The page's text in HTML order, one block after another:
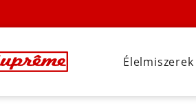
Élelmiszerek